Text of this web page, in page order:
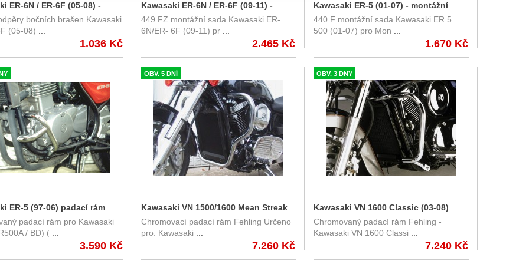
ER-6N / ER-6F (05-08) -
bočních brašen Givi T262
bočních brašen Kawasaki
(05-08)
1.036 Kč
Kawasaki ER-6N / ER-6F (09-11) -
montážní sada na Monorack Givi
449FZ
449 FZ montážní sada Kawasaki ER-
6N/ER- 6F (09-11) pr...
2.465 Kč
Kawasaki ER-5 (01-07) - montážní
sada na Monorack Givi 440F
440 F montážní sada Kawasaki ER 5
500 (01-07) pro Mon
1.670 Kč
ER-5 (97-06) padací rám
padací rám pro Kawasaki
/ BD) (...
3.590 Kč
OBV. 5 DNÍ
Kawasaki VN 1500/1600 Mean Streak
(04-08) padací rám Fehling
Chromovací padací rám Fehling Určeno
pro: Kawasaki
7.260 Kč
OBV. 3 DNY
Kawasaki VN 1600 Classic (03-08)
padací rám Fehling
Chromovaný padací rám Fehling -
Kawasaki VN 1600 Classi
7.240 Kč